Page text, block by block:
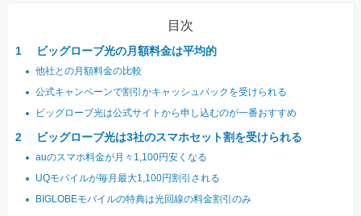
目次
ビッグローブ光の月額料金は平均的
他社との月額料金の比較
公式キャンペーンで割引かキャッシュバックを受けられる
ビッグローブ光は公式サイトから申し込むのが一番おすすめ
ビッグローブ光は3社のスマホセット割を受けられる
auのスマホ料金が月々1,100円安くなる
UQモバイルが毎月最大1,100円割引される
BIGLOBEモバイルの特典は光回線の料金割引のみ